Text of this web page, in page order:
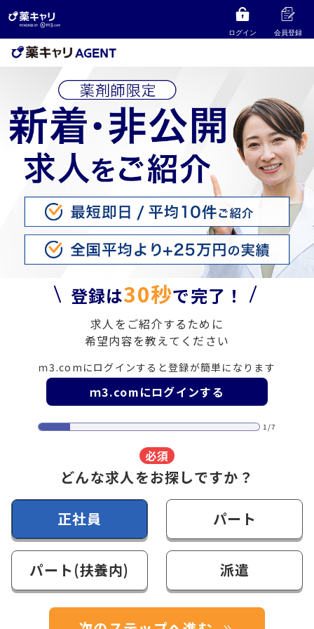
ログイン 会員登録
登録は30秒で完了！
求人をご紹介するために
希望内容を教えてください
ｍ3.comにログインすると登録が簡単になります
ｍ3.comにログインする
1/7
必須
どんな求人をお探しですか？
正社員 パート
パート(扶養内) 派遣